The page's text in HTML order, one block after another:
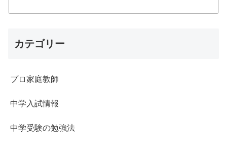
カテゴリー
プロ家庭教師
中学入試情報
中学受験の勉強法